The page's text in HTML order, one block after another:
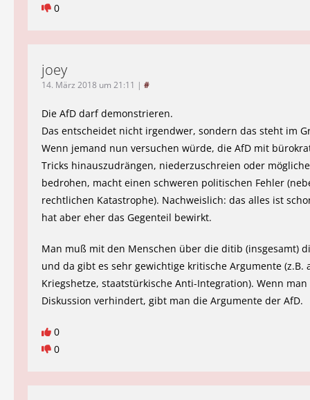
0
joey
14. März 2018 um 21:11 | #
Die AfD darf demonstrieren.
Das entscheidet nicht irgendwer, sondern das steht im
Wenn jemand nun versuchen würde, die AfD mit
Tricks hinauszudrängen, niederzuschreien oder
bedrohen, macht einen schweren politischen Fehler
rechtlichen Katastrophe). Nachweislich: das alles ist
hat aber eher das Gegenteil bewirkt.
Man muß mit den Menschen über die ditib (insgesamt)
und da gibt es sehr gewichtige kritische Argumente (z.B.
Kriegshetze, staatstürkische Anti-Integration). Wenn man
Diskussion verhindert, gibt man die Argumente der AfD.
0
0